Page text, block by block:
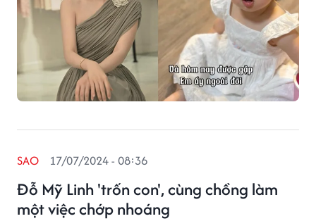
Đỗ Mỹ Linh 'trốn con', cùng chồng làm
một việc chớp nhoáng
SAO 17/07/2024 - 08:36